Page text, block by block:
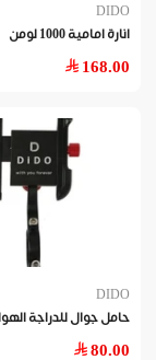
DIDO
انارة امامية 1000 لومن
168.00
DIDO
80.00